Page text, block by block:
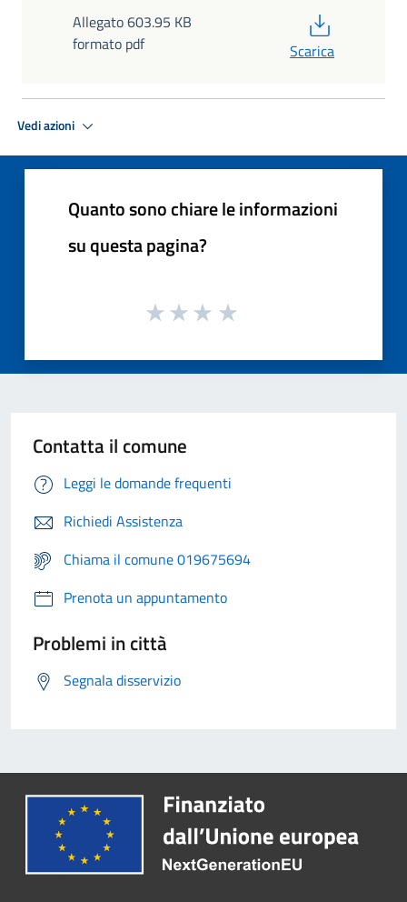
Allegato 603.95 KB
formato pdf
Scarica
Vedi azioni
Quanto sono chiare le informazioni
su questa pagina?
Contatta il comune
Leggi le domande frequenti
Richiedi Assistenza
Chiama il comune 019675694
Prenota un appuntamento
Problemi in città
Segnala disservizio